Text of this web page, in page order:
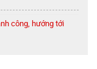
công, hướng tới